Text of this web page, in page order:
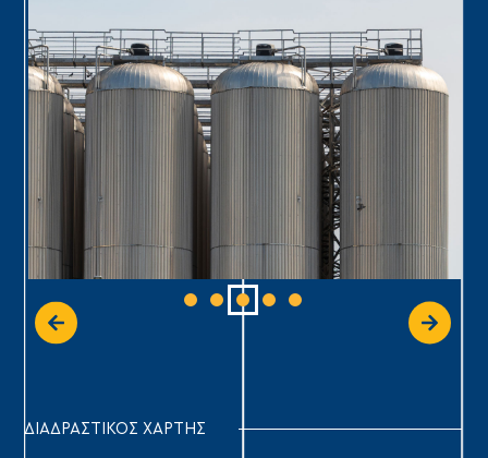
ΔΙΑΔΡΑΣΤΙΚΟΣ ΧΑΡΤΗΣ